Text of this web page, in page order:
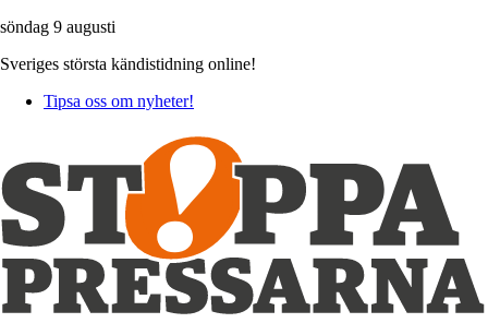
söndag 9 augusti
Sveriges största kändistidning online!
Tipsa oss om nyheter!